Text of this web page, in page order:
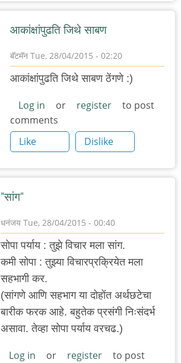
आकांक्षांपुढति जिथे साबण
बॅटमॅन Tue, 28/04/2015 - 02:20
वाट.
पत्ते
by
आदूबाळ
आकांक्षांपुढति जिथे साबण ठेंगणे :)
Log in or register
to post
comments
Like
Dislike
"सांग"
धनंजय Tue, 28/04/2015 - 00:40
In
reply
तुझे
विचार
माझ्याबरोबर
by
सोपा पर्याय : तुझे विचार मला सांग.
कमी सोपा : तुझ्या विचारप्रक्रियेत मला
सहभागी कर.
(सांगणे आणि सहभाग या दोहोंत अर्थछटेचा
बारीक फरक आहे. बहुतेक प्रसंगी निःसंदर्भ
असावा. तेव्हा सोपा पर्याय वरचढ.)
Log in or register
to post